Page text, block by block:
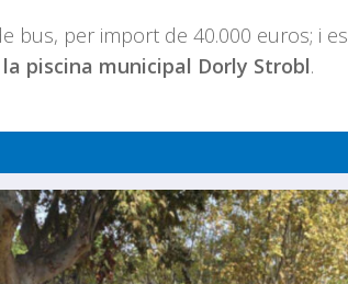
bus, per import de 40.000 euros; i es
piscina municipal Dorly Strobl.